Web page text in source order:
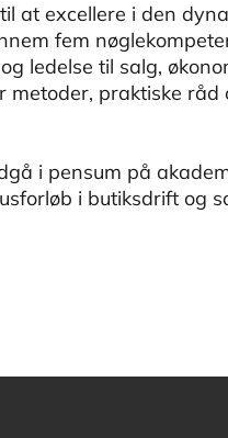
at excellere i den
fem
ledelse til salg,
metoder, praktiske råd
i pensum på
i butiksdrift og